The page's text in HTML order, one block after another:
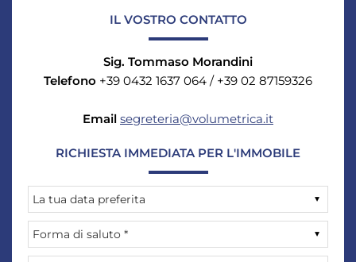
IL VOSTRO CONTATTO
Sig. Tommaso Morandini
Telefono +39 0432 1637 064 / +39 02 87159326
Email segreteria@volumetrica.it
RICHIESTA IMMEDIATA PER L'IMMOBILE